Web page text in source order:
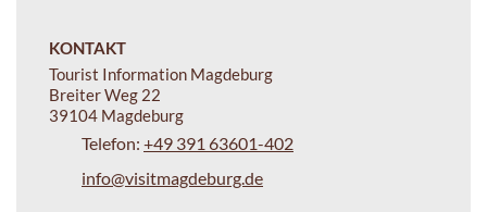
KONTAKT
Tourist Information Magdeburg
Breiter Weg 22
39104 Magdeburg
Telefon: +49 391 63601-402
info@visitmagdeburg.de